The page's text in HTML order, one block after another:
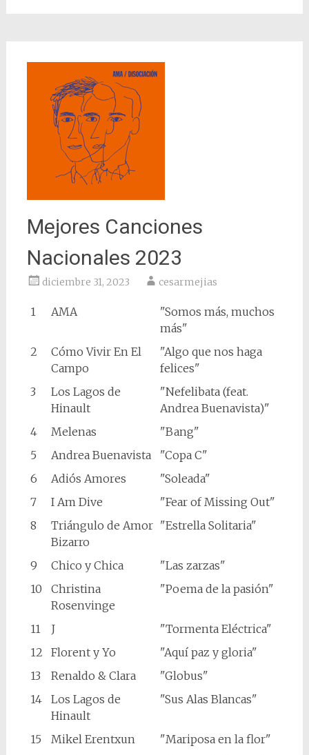
Mejores Canciones
Nacionales 2023
diciembre 31, 2023 cesarmejias
1 AMA
"Somos más, muchos
más"
2
Cómo Vivir En El
Campo
"Algo que nos haga
felices"
3
Los Lagos de
Hinault
"Nefelibata (feat.
Andrea Buenavista)"
4
Melenas
"Bang"
5
Andrea Buenavista
"Copa C"
6
Adiós Amores
"Soleada"
7
I Am Dive
"Fear of Missing Out"
8
Triángulo de Amor
Bizarro
"Estrella Solitaria"
9 Chico y Chica
"Las zarzas"
10
Christina
Rosenvinge
"Poema de la pasión"
11 J
"Tormenta Eléctrica"
12
Florent y Yo
"Aquí paz y gloria"
13
Renaldo & Clara
"Globus"
14
Los Lagos de
Hinault
"Sus Alas Blancas"
15 Mikel Erentxun
"Mariposa en la flor"